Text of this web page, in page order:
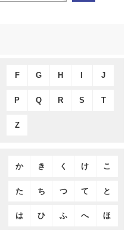
F G H J
P Q R S T
Z
か き く け こ
た ち つ て と
は ひ ふ へ ほ